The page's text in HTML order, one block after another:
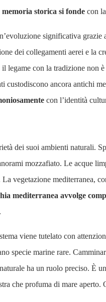
memoria storica si fonde con
significativa grazie
dei collegamenti aerei e la
legame con la tradizione non
custodiscono ancora antichi
con l’identità
dei suoi ambienti naturali.
mozzafiato. Le acque
vegetazione mediterranea,
mediterranea avvolge
viene tutelato con
specie marine rare.
ha un ruolo preciso. È
che profuma di mare aperto.